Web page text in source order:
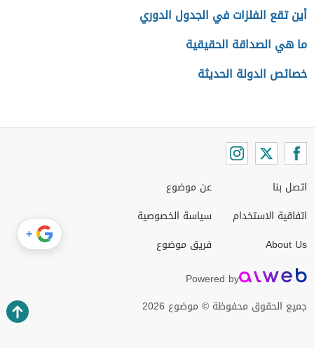
أين تقع الفلزات في الجدول الدوري
ما هي الصداقة الحقيقية
خصائص الدولة الحديثة
اتصل بنا
اتفاقية الاستخدام
About Us
عن موضوع
سياسة الخصوصية
فريق موضوع
Powered by
جميع الحقوق محفوظة © موضوع 2026
+